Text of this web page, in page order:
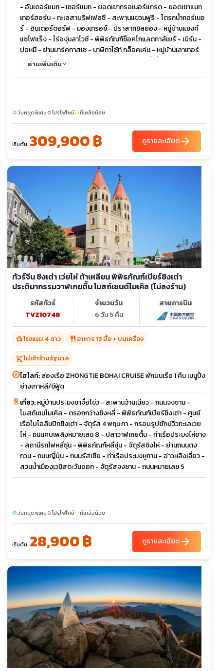
- อันเดอร์แมท - เซอร์แมท - ยอดเขากรอเนอร์แกรต - ยอดเขาแมท
เทอร์ฮอร์น - ทะเลสาบริฟเฟลซี - สะพานแขวนฟูริ - โตรกน้ำกอร์เนอ
ร์ - ฮินเตอร์ดอร์ฟ - มองเทรอซ์ - ปราสาทชิลยอง - หมู่บ้านแซงค์
แซโฟแร็ง - ไร่องุ่นลาโวซ์ - พิพิธภัณฑ์ช็อคโกแลตกาล์เยร์ - เบิร์น -
บ่อหมี - ย่านมาร์คกาสเซ - นาฬิกาไซ้ท์ กล็อคเค่น - หมู่บ้านเลาเทอร์
บรุนเนน - น้ำตกชเตาบ์บาค - ยอดเขาจุงเฟรา - ถ้ำน้ำแข็ง 1,000 ปี -
อ่านเพิ่มเติม
sunnyวันหยุดพิเศษlocal_fire_departmentโปรไฟไหม้confirmation_numberที่เหลือน้อย
เริ่มต้น 309,900 ฿ ดูรายละเอียดarrow_forward
ทัวร์จีน ชิงเต่า เว่ยไห่ ต้าเหลียน พิพิธภัณฑ์เบียร์ชิงเต่า
ประติมากรรมวาฬเกยตื้น โบสถ์เซนต์ไมเคิล (ไม่ลงร้าน)
รหัสทัวร์
TVZ10748
จำนวนวัน
6 วัน 5 คืน
สายการบิน
hotel_classโรงแรม 4 ดาว restaurant อาหาร 13 มื้อ + บนเครื่อง
shopping_cart_offไม่เข้าร้านรัฐบาล
ไฮไลท์:ล่องเรือ ZHONGTIE BOHAI CRUISE พักบนเรือ 1 คืน เมนูปิ้ง
ย่างเกาหลี/ซีฟู้ด
เที่ยว:หมู่บ้านประมงชาจื่อโข่ว - สะพานจ้านเฉียว - ถนนจงซาน -
โบสถ์เซนไมเคิล - ตรอกกว่างชิงหลี่ - พิพิธภัณฑ์เบียร์ชิงเต่า - ศูนย์
เรือใบโอลิมปิกชิงเต่า - จัตุรัส 4 พฤษภา - กรอบรูปยักษ์วิวทะเลเวย
ไห่ - ถนนคบเพลิงหมายเลข 8 - ปลาวาฬเกยตื้น - ท่าเรือประมงไห่ชาง
- สถานีรถไฟหลี่ซุ่น - พิพิธภัณฑ์หลี่ซุ่น - จัตุรัสซิงไห่ - ย่านถนนตง
กวน - ถนนญี่ปุ่น - ถนนรัสเซีย - ท่าเรือประมงหูทาน - อ่าวหลิงเจี่ยว -
สวนน้ำเมืองเวนิสตะวันออก - จัตุรัสจงซาน - ถนนหมายเลข 5
sunnyวันหยุดพิเศษlocal_fire_departmentโปรไฟไหม้confirmation_numberที่เหลือน้อย
เริ่มต้น 28,900 ฿ ดูรายละเอียดarrow_forward